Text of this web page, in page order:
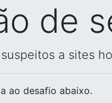
de
a sites
ao desafio abaixo.